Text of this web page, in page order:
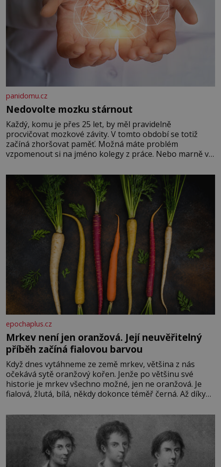
panidomu.cz
Nedovolte mozku stárnout
Každý, komu je přes 25 let, by měl pravidelně
procvičovat mozkové závity. V tomto období se totiž
začíná zhoršovat paměť. Možná máte problém
vzpomenout si na jméno kolegy z práce. Nebo marně v
Je to opravdu tak, s věkem jako kdyby se paměť
rozhodla stávkovat. Cvičte
epochaplus.cz
Mrkev není jen oranžová. Její neuvěřitelný
příběh začíná fialovou barvou
Když dnes vytáhneme ze země mrkev, většina z nás
očekává sytě oranžový kořen. Jenže po většinu své
historie je mrkev všechno možné, jen ne oranžová. Je
fialová, žlutá, bílá, někdy dokonce téměř černá. Až díky
bez které si českou zahradu ani nedokážeme představit.